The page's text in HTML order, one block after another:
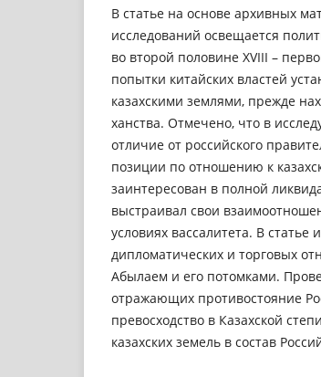
В статье на основе архивных
исследований освещается
во второй половине XVIII –
попытки китайских властей
казахскими землями, прежде
ханства. Отмечено, что в
отличие от российского
позиции по отношению к
заинтересован в полной
выстраивал свои
условиях вассалитета. В статье
дипломатических и торговых
Абылаем и его потомками.
отражающих противостояние
превосходство в Казахской
казахских земель в состав